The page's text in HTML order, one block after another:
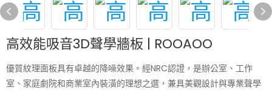
高效能吸音3D聲學牆板 | ROOAOO
優質紋理面板具有卓越的降噪效果。經NRC認證，是辦公室、工作
室、家庭劇院和商業室內裝潢的理想之選，兼具美觀設計與專業聲學